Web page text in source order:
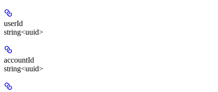
userId
string<uuid>
accountId
string<uuid>